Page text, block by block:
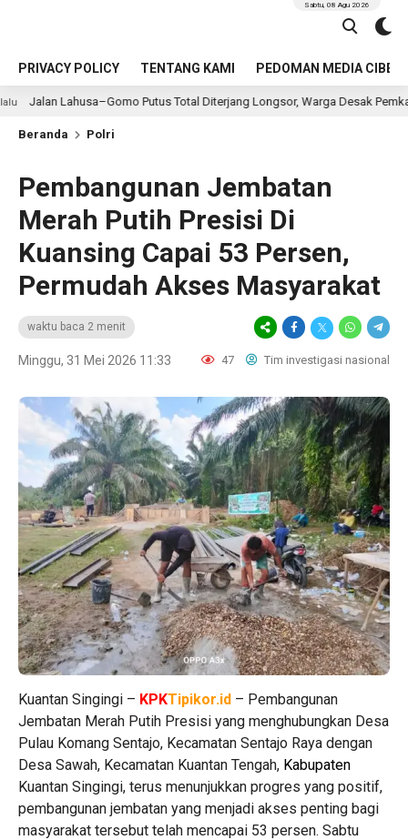
PRIVACY POLICY TENTANG KAMI PEDOMAN MEDIA CIBER
Sabtu, 08 Agu 2026
Putus Total Diterjang Longsor, Warga Desak Pemkab Nias Selatan
Beranda Polri
Pembangunan Jembatan
Merah Putih Presisi Di
Kuansing Capai 53 Persen,
Permudah Akses Masyarakat
waktu baca 2 menit
Minggu, 31 Mei 2026 11:33 47 Tim investigasi nasional
Kuantan Singingi – KPKTipikor.id – Pembangunan
Jembatan Merah Putih Presisi yang menghubungkan Desa
Pulau Komang Sentajo, Kecamatan Sentajo Raya dengan
Desa Sawah, Kecamatan Kuantan Tengah, Kabupaten
Kuantan Singingi, terus menunjukkan progres yang positif,
pembangunan jembatan yang menjadi akses penting bagi
masyarakat tersebut telah mencapai 53 persen. Sabtu